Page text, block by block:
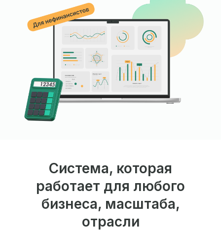
Система, которая
работает для любого
бизнеса, масштаба,
отрасли